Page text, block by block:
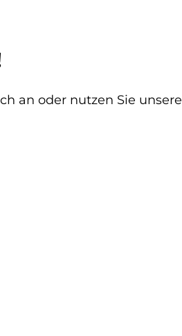
an oder nutzen Sie unsere